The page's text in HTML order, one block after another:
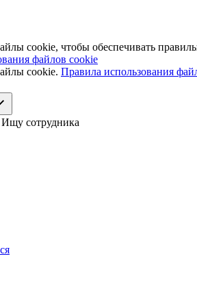
cookie, чтобы обеспечивать
файлов cookie
cookie. Правила использования
Ищу сотрудника